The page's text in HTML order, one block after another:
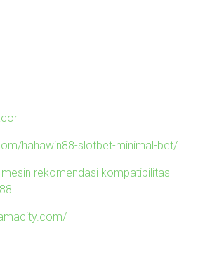
hahawin88-slotbet-minimal-bet/
rekomendasi kompatibilitas